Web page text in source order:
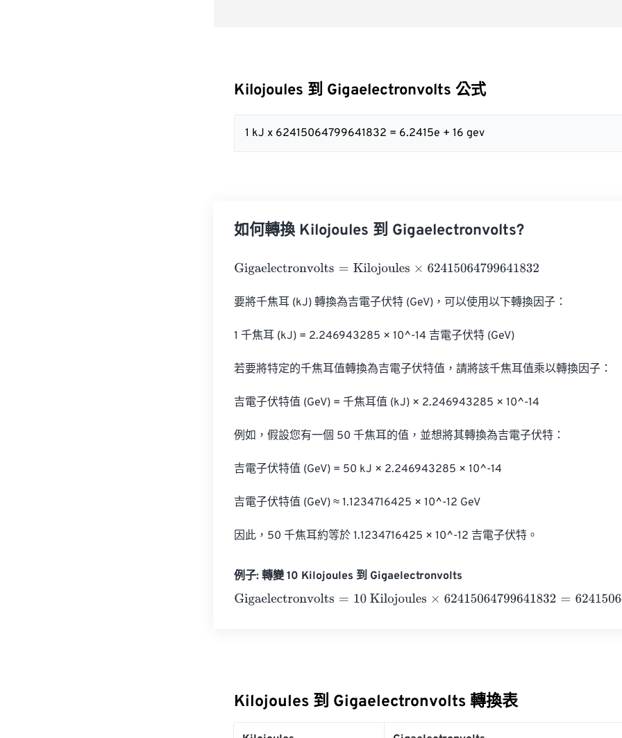
Kilojoules 到 Gigaelectronvolts 公式
1 kJ x 62415064799641832 = 6.2415e + 16 gev
如何轉換 Kilojoules 到 Gigaelectronvolts?
Gigaelectronvolts=Kilojoules×62415064799641832
要將千焦耳 (kJ) 轉換為吉電子伏特 (GeV)，可以使用以下轉換因子：
1 千焦耳 (kJ) = 2.246943285 × 10^-14 吉電子伏特 (GeV)
若要將特定的千焦耳值轉換為吉電子伏特值，請將該千焦耳值乘以轉換因子：
吉電子伏特值 (GeV) = 千焦耳值 (kJ) × 2.246943285 × 10^-14
例如，假設您有一個 50 千焦耳的值，並想將其轉換為吉電子伏特：
吉電子伏特值 (GeV) = 50 kJ × 2.246943285 × 10^-14
吉電子伏特值 (GeV) ≈ 1.1234716425 × 10^-12 GeV
因此，50 千焦耳約等於 1.1234716425 × 10^-12 吉電子伏特。
例子: 轉變 10 Kilojoules 到 Gigaelectronvolts
Gigaelectronvolts=10 Kilojoules×62415064799641832=
Kilojoules 到 Gigaelectronvolts 轉換表